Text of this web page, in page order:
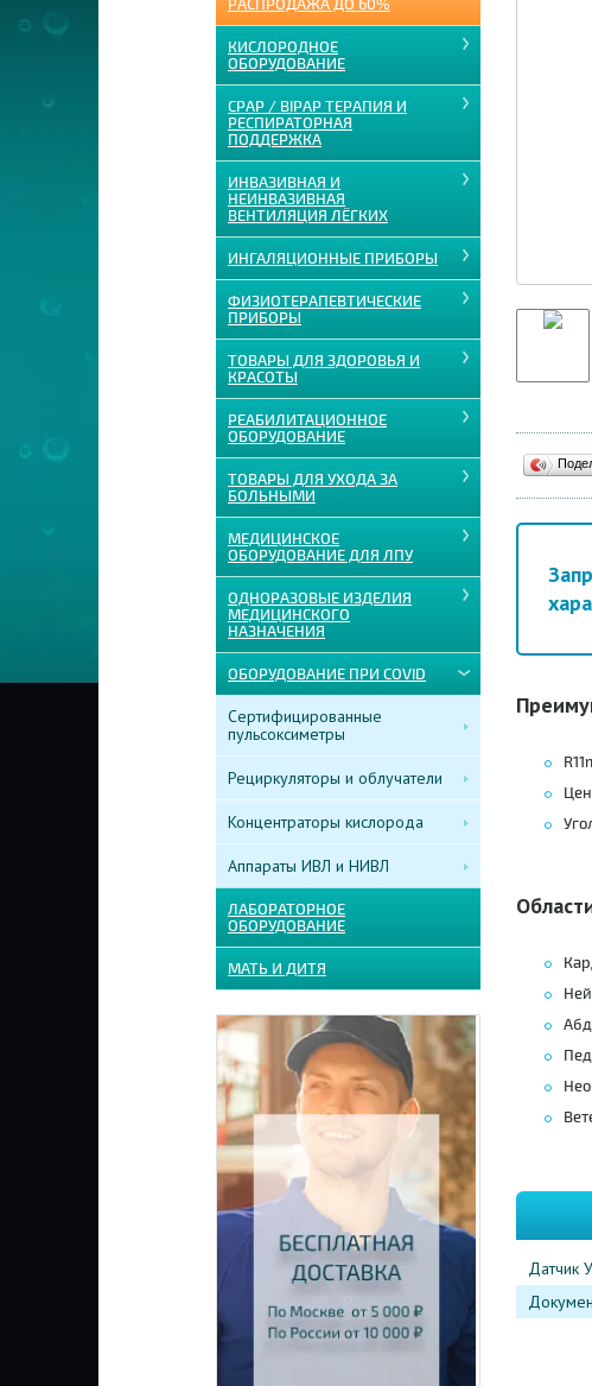
РАСПРОДАЖА ДО 60%
КИСЛОРОДНОЕ
ОБОРУДОВАНИЕ
CPAP / BIPAP ТЕРАПИЯ И
РЕСПИРАТОРНАЯ
ПОДДЕРЖКА
ИНВАЗИВНАЯ И
НЕИНВАЗИВНАЯ
ВЕНТИЛЯЦИЯ ЛЁГКИХ
ИНГАЛЯЦИОННЫЕ ПРИБОРЫ
ФИЗИОТЕРАПЕВТИЧЕСКИЕ
ПРИБОРЫ
ТОВАРЫ ДЛЯ ЗДОРОВЬЯ И
КРАСОТЫ
РЕАБИЛИТАЦИОННОЕ
ОБОРУДОВАНИЕ
ТОВАРЫ ДЛЯ УХОДА ЗА
БОЛЬНЫМИ
МЕДИЦИНСКОЕ
ОБОРУДОВАНИЕ ДЛЯ ЛПУ
ОДНОРАЗОВЫЕ ИЗДЕЛИЯ
МЕДИЦИНСКОГО
НАЗНАЧЕНИЯ
ОБОРУДОВАНИЕ ПРИ COVID
Сертифицированные
пульсоксиметры
Рециркуляторы и облучатели
Концентраторы кислорода
Аппараты ИВЛ и НИВЛ
ЛАБОРАТОРНОЕ
ОБОРУДОВАНИЕ
МАТЬ И ДИТЯ
Датчик